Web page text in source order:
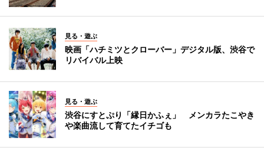
見る・遊ぶ
映画「ハチミツとクローバー」デジタル版、渋谷で
リバイバル上映
見る・遊ぶ
渋谷にすとぷり「縁日かふぇ」 メンカラたこやき
や楽曲流して育てたイチゴも